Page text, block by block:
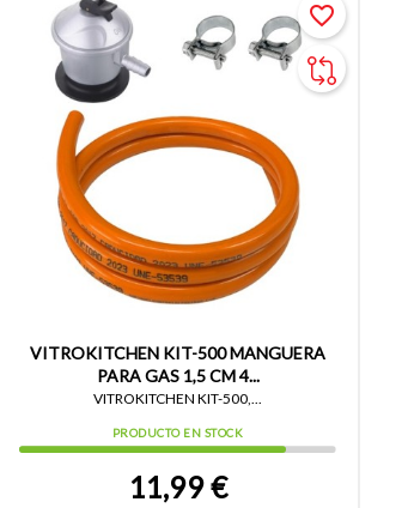
VITROKITCHEN KIT-500 MANGUERA
PARA GAS 1,5 CM 4...
VITROKITCHEN KIT-500,...
PRODUCTO EN STOCK
11,99 €
favorite_border